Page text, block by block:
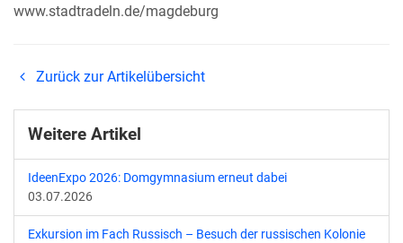
www.stadtradeln.de/magdeburg
Zurück zur Artikelübersicht
Weitere Artikel
IdeenExpo 2026: Domgymnasium erneut dabei
03.07.2026
Exkursion im Fach Russisch – Besuch der russischen Kolonie